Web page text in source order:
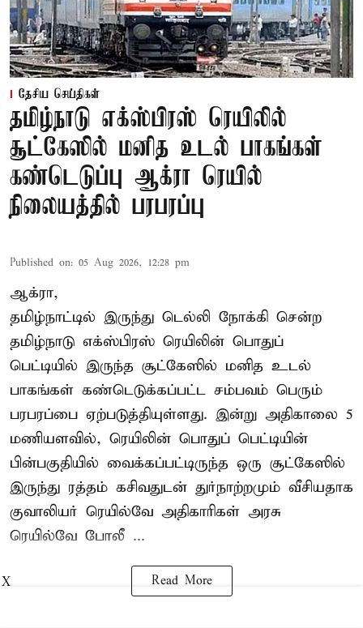
தேசிய செய்திகள்
தமிழ்நாடு எக்ஸ்பிரஸ் ரெயிலில்
சூட்கேஸில் மனித உடல் பாகங்கள்
கண்டெடுப்பு ஆக்ரா ரெயில்
நிலையத்தில் பரபரப்பு
Published on: 05 Aug 2026, 12:28 pm
ஆக்ரா,
தமிழ்நாட்டில் இருந்து டெல்லி நோக்கி சென்ற
தமிழ்நாடு எக்ஸ்பிரஸ் ரெயிலின் பொதுப்
பெட்டியில் இருந்த சூட்கேஸில் மனித உடல்
பாகங்கள் கண்டெடுக்கப்பட்ட சம்பவம் பெரும்
பரபரப்பை ஏற்படுத்தியுள்ளது. இன்று அதிகாலை 5
மணியளவில், ரெயிலின் பொதுப் பெட்டியின்
பின்பகுதியில் வைக்கப்பட்டிருந்த ஒரு சூட்கேஸில்
இருந்து ரத்தம் கசிவதுடன் துர்நாற்றமும் வீசியதாக
குவாலியர் ரெயில்வே அதிகாரிகள் அரசு
ரெயில்வே போலீ ...
Read More
X